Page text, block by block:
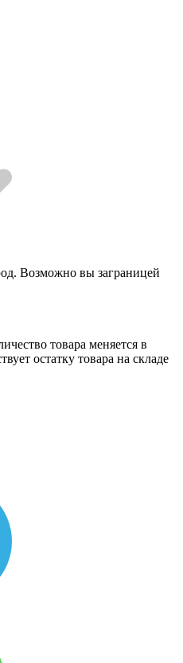
Возможно вы заграницей
товара меняется в
остатку товара на складе